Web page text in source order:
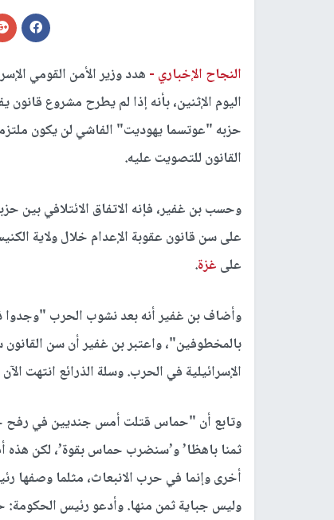
النجاح الإخباري -هدد وزير الأمن القومي
حزبه "عوتسما يهوديت" الفاشي لن يكون
القانون للتصويت عليه.
وحسب بن غفير، فإنه الاتفاق الائتلافي بين
على سن قانون عقوبة الإعدام خلال ولاية
على غزة.
وأضاف بن غفير أنه بعد نشوب الحرب "وجدوا
بالمخطوفين"، واعتبر بن غفير أن سن
الإسرائيلية في الحرب. وسلة الذرائع انتهت
وتابع أن "حماس قتلت أمس جنديين في رفح
ثمنا باهظا’ و’سنضرب حماس بقوة’، لكن هذه
أخرى وإنما في حرب الانبعاث، مثلما
وليس جباية ثمن منها. وأدعو رئيس الحكومة: